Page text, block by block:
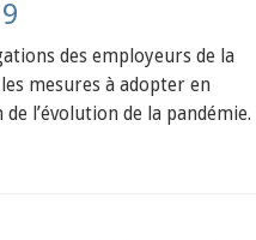
des employeurs de la
mesures à adopter en
l’évolution de la pandémie.